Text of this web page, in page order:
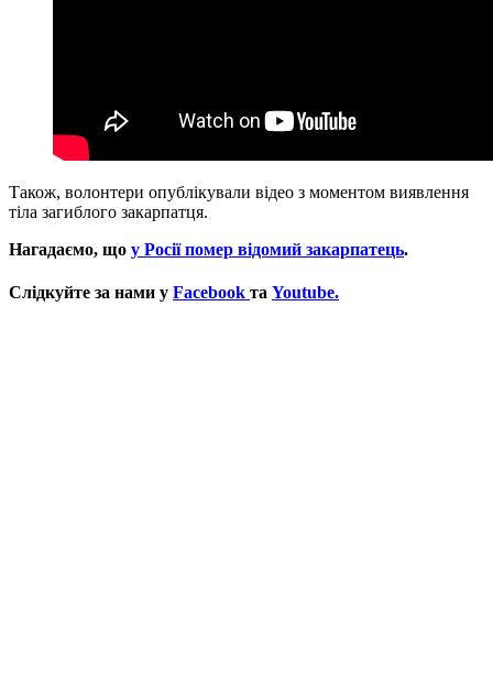
Також, волонтери опублікували відео з моментом виявлення
тіла загиблого закарпатця.
Нагадаємо, що у Росії помер відомий закарпатець.
Слідкуйте за нами у Facebook та Youtube.